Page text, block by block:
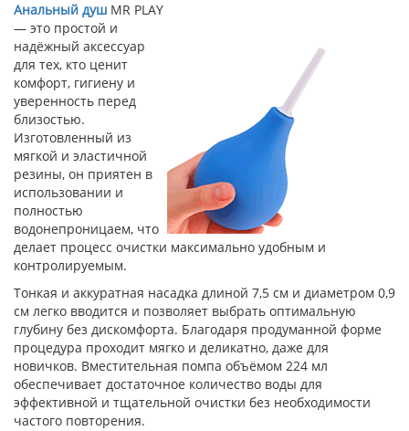
Анальный душ MR PLAY
— это простой и
надёжный аксессуар
для тех, кто ценит
комфорт, гигиену и
уверенность перед
близостью.
Изготовленный из
мягкой и эластичной
резины, он приятен в
использовании и
полностью
водонепроницаем, что
делает процесс очистки максимально удобным и
контролируемым.
Тонкая и аккуратная насадка длиной 7,5 см и диаметром 0,9
см легко вводится и позволяет выбрать оптимальную
глубину без дискомфорта. Благодаря продуманной форме
процедура проходит мягко и деликатно, даже для
новичков. Вместительная помпа объёмом 224 мл
обеспечивает достаточное количество воды для
эффективной и тщательной очистки без необходимости
частого повторения.